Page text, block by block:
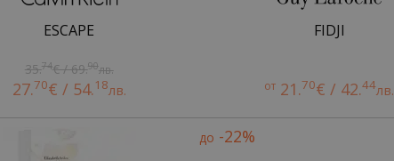
ESCAPE
35.74€ / 69.90лв.
27.70€ / 54.18лв.
FIDJI
от 21.70€ / 42.44лв.
до -22%